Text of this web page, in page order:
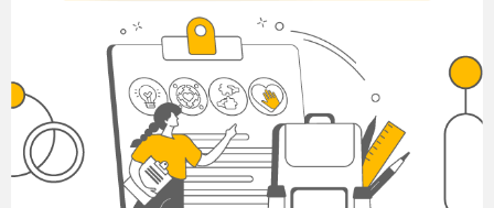
словникової роботи.
3. Перспективи інноваційних
технологій.
3.1. Впровадження
інтерактивних навчальних програм.